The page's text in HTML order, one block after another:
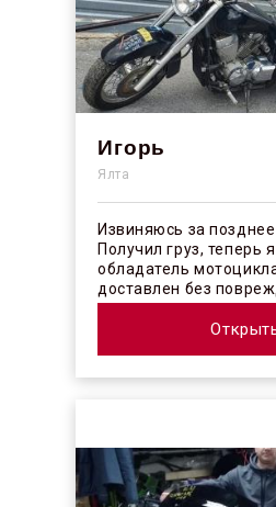
Игорь
Ялта
Извиняюсь за
Получил груз, теперь
обладатель
доставлен без
огорчило отсутствие